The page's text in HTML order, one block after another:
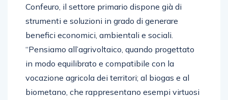
Confeuro, il settore primario dispone già di
strumenti e soluzioni in grado di generare
benefici economici, ambientali e sociali.
“Pensiamo all’agrivoltaico, quando progettato
in modo equilibrato e compatibile con la
vocazione agricola dei territori; al biogas e al
biometano, che rappresentano esempi virtuosi